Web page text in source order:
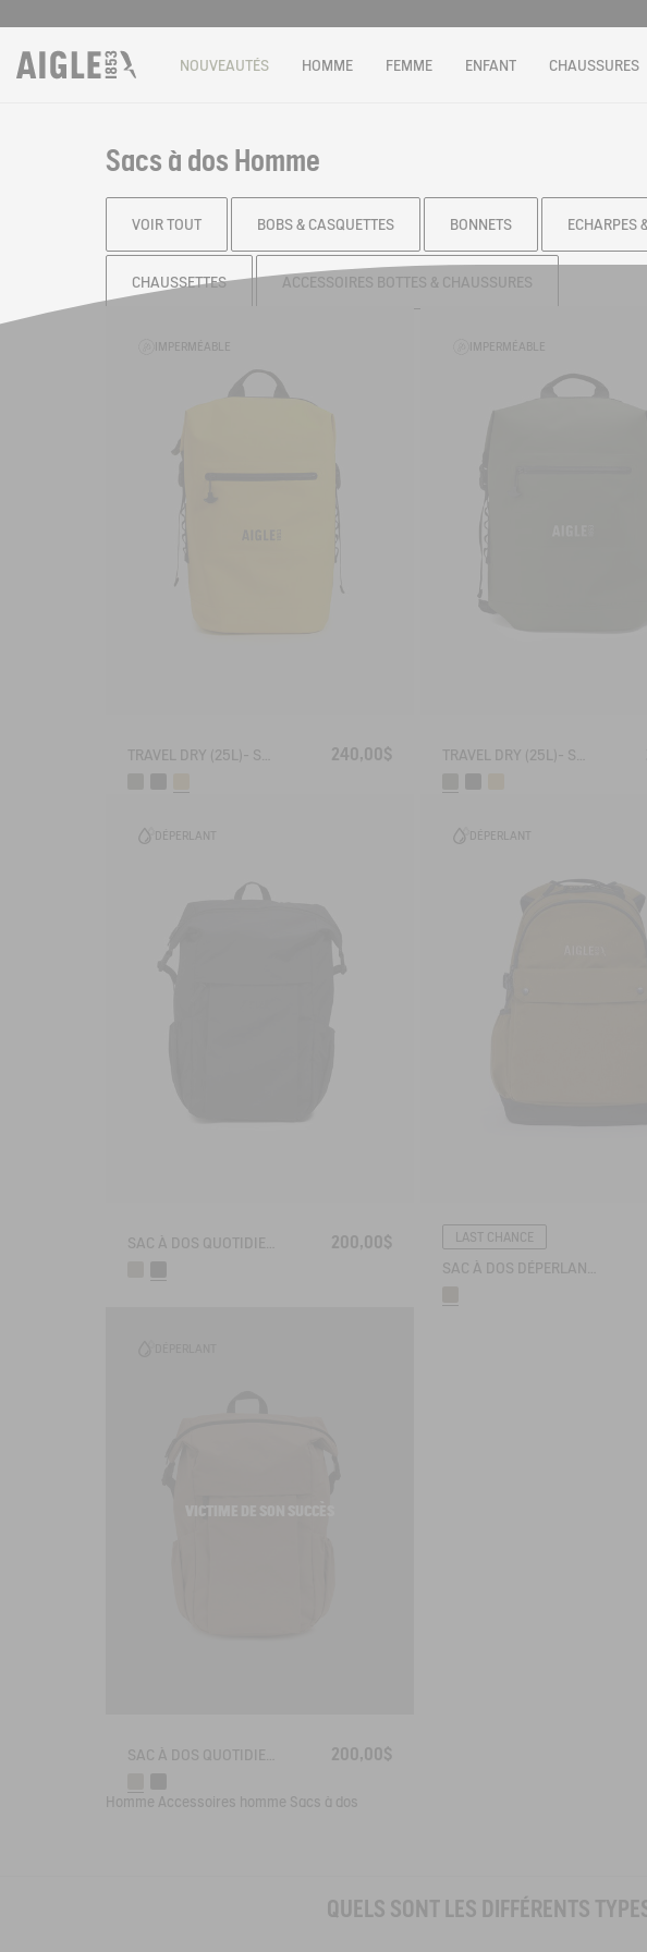
NOUVEAUTÉS HOMME FEMME ENFANT CHAUSSURES
Sacs à dos Homme
VOIR TOUT BOBS & CASQUETTES BONNETS ECHARPES
CHAUSSETTES ACCESSOIRES BOTTES & CHAUSSURES
IMPERMÉABLE
240,00$
IMPERMÉABLE
DÉPERLANT
200,00$
DÉPERLANT
LAST CHANCE
VICTIME DE SON SUCCÈS
SAC À DOS QUOTIDIEN (16L) - NEIGHBORHOOD 200,00$
Homme Accessoires homme Sacs à dos
QUELS SONT LES DIFFÉRENTS